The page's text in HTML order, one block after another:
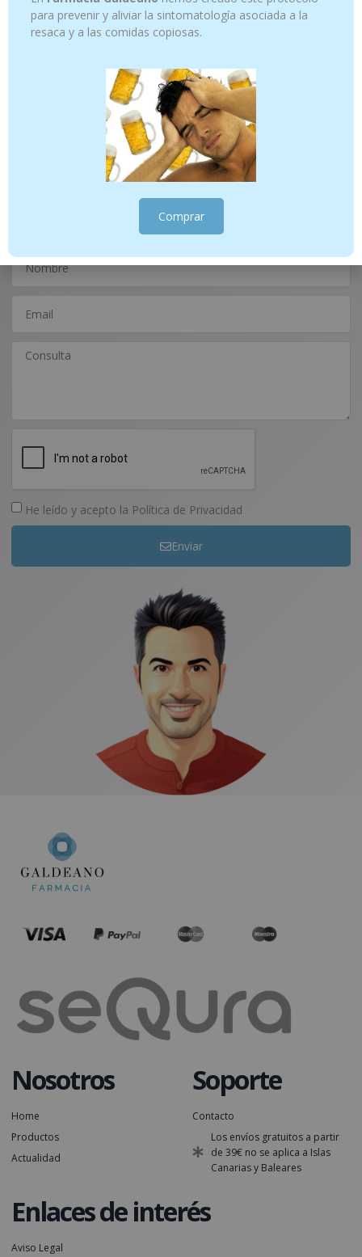
10.95€
Añadir al carrito
¿Tienes alguna consulta?
Escríbenos
He leído y acepto la Política de Privacidad
Enviar
Nosotros
Home
Productos
Actualidad
Soporte
Contacto
Los envíos gratuitos a partir
de 39€ no se aplica a Islas
Canarias y Baleares
Enlaces de interés
Aviso Legal
para prevenir y aliviar la sintomatología asociada a la
resaca y a las comidas copiosas.
Comprar